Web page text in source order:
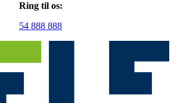
Ring til os:
54 888 888